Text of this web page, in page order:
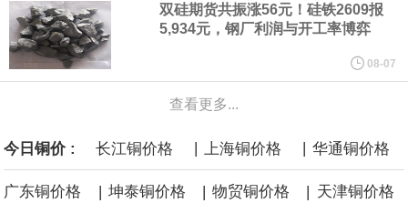
进一步扩大全年营运成果。
美国国会预算办公室（CBO）于当地时间5日发布报告称，美国海军
计划建造的15艘核动力“特朗普级”（Trump-class）战列舰，从研发
到采购的总费用可能高达2750亿美元，为美国有史以来最昂贵的水
面战舰项目之一。 根据CBO的初步估算，首舰造价约234亿美元，
双硅期货共振涨56元！硅铁2609报
5,934元，钢厂利润与开工率博弈
08-07
查看更多...
今日铜价 : 长江铜价格 | 上海铜价格 | 华通铜价格
广东铜价格 | 坤泰铜价格 | 物贸铜价格 | 天津铜价格